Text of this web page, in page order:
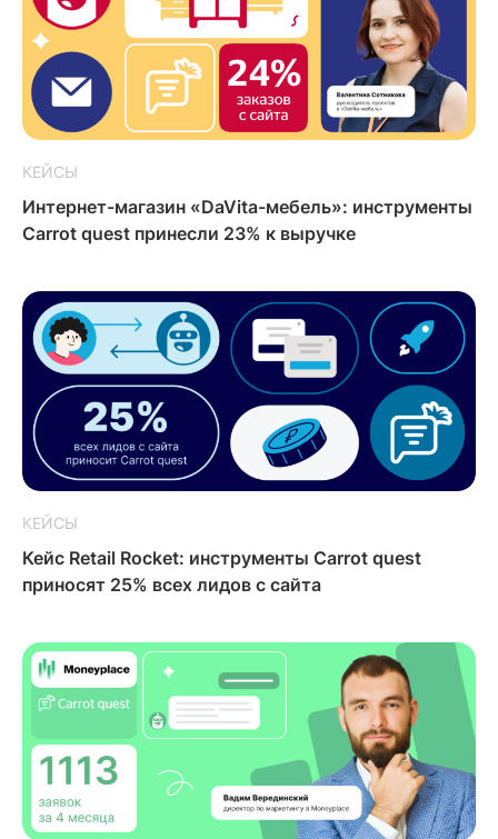
КЕЙСЫ
Интернет-магазин «DaVita-мебель»: инструменты
Carrot quest принесли 23% к выручке
КЕЙСЫ
Кейс Retail Rocket: инструменты Carrot quest
приносят 25% всех лидов с сайта